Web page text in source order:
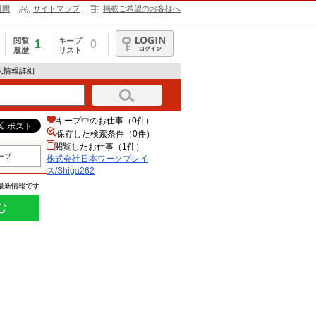
問 サイトマップ 掲載ご希望のお客様へ
閲覧
履歴
1
キープ
リスト
0
ログイン
情報詳細
プ
新情報です
キープ中のお仕事（0件）
保存した検索条件（0件）
閲覧したお仕事（1件）
株式会社日本ワークプレイ
ス/Shiga262